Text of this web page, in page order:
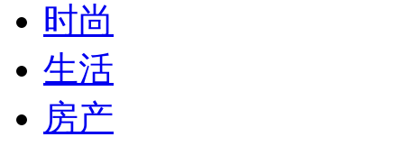
时尚
生活
房产